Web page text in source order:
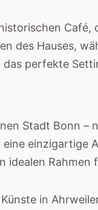
des Hauses,
perfekte
Stadt Bonn
einzigartige
in